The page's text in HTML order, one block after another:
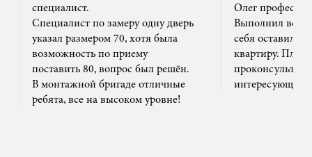
специалист.
Специалист по замеру одну дверь
указал размером 70, хотя была
возможность по приему
поставить 80, вопрос был решён.
В монтажной бригаде отличные
ребята, все на высоком уровне!
Олег
Выполнил все
себя оставил
квартиру. Плюс
интересующим